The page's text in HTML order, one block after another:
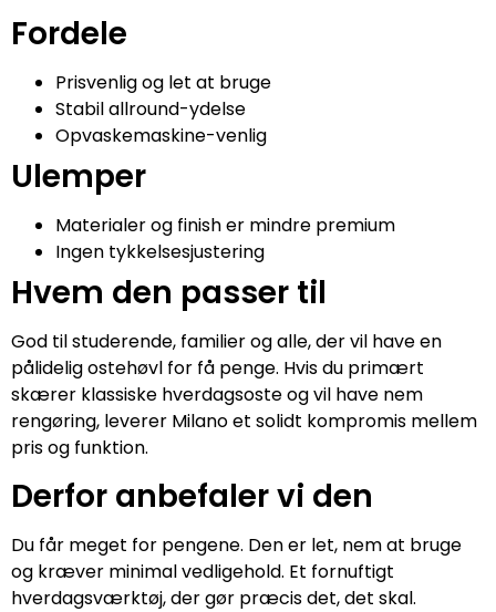
Fordele
Prisvenlig og let at bruge
Stabil allround-ydelse
Opvaskemaskine-venlig
Ulemper
Materialer og finish er mindre premium
Ingen tykkelsesjustering
Hvem den passer til
God til studerende, familier og alle, der vil have en
pålidelig ostehøvl for få penge. Hvis du primært
skærer klassiske hverdagsoste og vil have nem
rengøring, leverer Milano et solidt kompromis mellem
pris og funktion.
Derfor anbefaler vi den
Du får meget for pengene. Den er let, nem at bruge
og kræver minimal vedligehold. Et fornuftigt
hverdagsværktøj, der gør præcis det, det skal.